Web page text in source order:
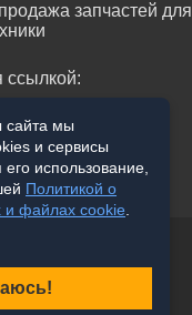
запчастей для
ссылкой:
сайта мы
и сервисы
использование,
Политикой о
и файлах cookie